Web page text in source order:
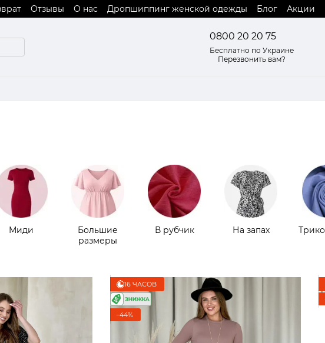
Отзывы О нас Дропшиппинг женской одежды Блог
Акции
0800 20 20 75
Бесплатно по Украине
Перезвонить вам?
Миди
Большие
размеры
В рубчик На запах
16 ЧАСОВ
−44%